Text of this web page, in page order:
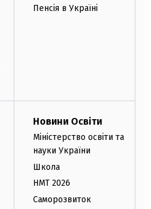
Пенсія в Україні
Новини Освіти
Міністерство освіти та
науки України
Школа
НМТ 2026
Саморозвиток